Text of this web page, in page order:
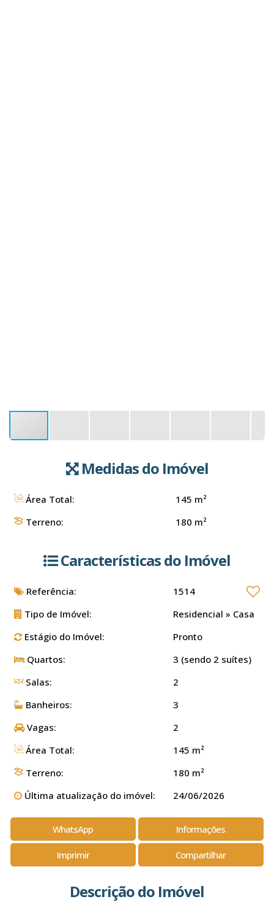
Medidas do Imóvel
Área Total:
145 m²
Terreno:
180 m²
Características do Imóvel
Referência:
1514
Tipo de Imóvel:
Residencial » Casa
Estágio do Imóvel:
Pronto
Quartos:
3 (sendo 2 suítes)
Salas:
2
Banheiros:
3
Vagas:
2
Área Total:
145 m²
Terreno:
180 m²
Última atualização do imóvel:
24/06/2026
WhatsApp Informações
Imprimir Compartilhar
Descrição do Imóvel